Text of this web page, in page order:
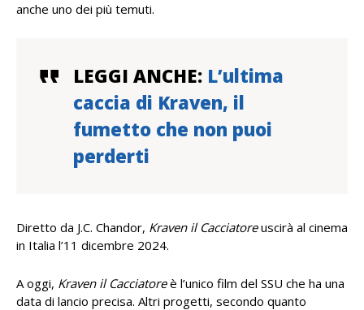
anche uno dei più temuti.
LEGGI ANCHE: L’ultima
caccia di Kraven, il
fumetto che non puoi
perderti
Diretto da J.C. Chandor, Kraven il Cacciatoreuscirà al cinema
in Italia l’11 dicembre 2024.
A oggi, Kraven il Cacciatoreè l’unico film del SSU che ha una
data di lancio precisa. Altri progetti, secondo quanto